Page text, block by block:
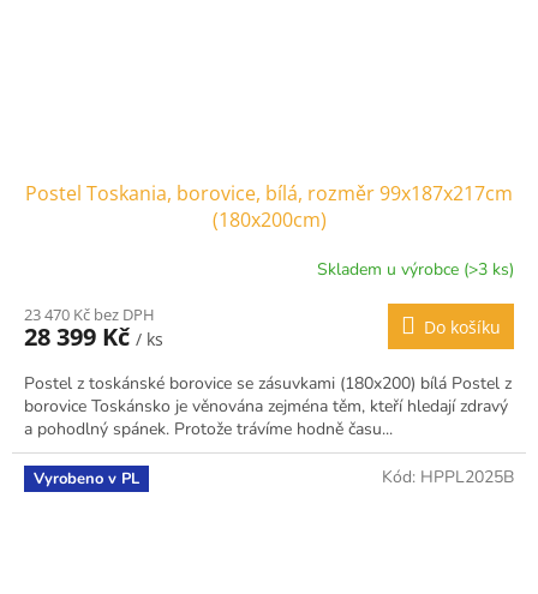
Postel Toskania, borovice, bílá, rozměr 99x187x217cm
(180x200cm)
Skladem u výrobce (>3 ks)
23 470 Kč bez DPH
28 399 Kč / ks
Do košíku
Postel z toskánské borovice se zásuvkami (180x200) bílá Postel z
borovice Toskánsko je věnována zejména těm, kteří hledají zdravý
a pohodlný spánek. Protože trávíme hodně času...
Vyrobeno v PL Kód: HPPL2025B